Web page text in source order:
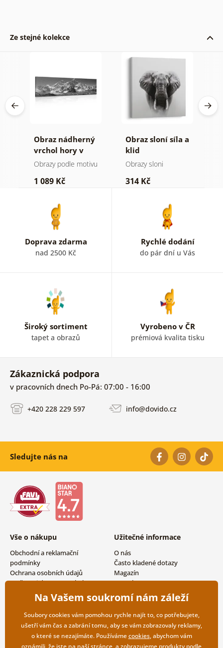
Ze stejné kolekce
Obraz nádherný
vrchol hory v
černobílém
Obrazy podle motivu
1 089 Kč
Obraz sloní síla a
klid
Obrazy sloni
314 Kč
Doprava zdarma
nad 2500 Kč
Rychlé dodání
do pár dní u Vás
Široký sortiment
tapet a obrazů
Vyrobeno v ČR
prémiová kvalita tisku
Zákaznická podpora
v pracovních dnech Po-Pá: 07:00 - 16:00
+420 228 229 597 info@dovido.cz
Sledujte nás na
Vše o nákupu
Obchodní a reklamační
podmínky
Ochrana osobních údajů
Možnosti dopravy a platby
Vrácení zboží
Užitečné informace
O nás
Často kladené dotazy
Magazín
Kontakty
Velkoobchodní spolupráce
Na Vašem soukromí nám záleží
Soubory cookies vám pomohou rychle najít to, co potřebujete,
ušetří vám čas a zabrání tomu, aby se vám zobrazovaly reklamy,
o které se nezajímáte. Používámecookies, abychom vám
oznámili, že jste na naší stránce, a zobrazujeme produkty podle